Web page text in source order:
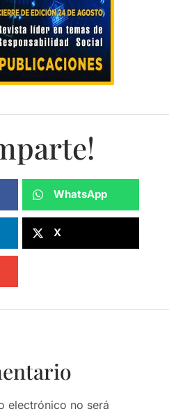
WhatsApp
X
electrónico no será